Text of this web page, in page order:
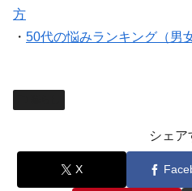
方
・ 50代の悩みランキング（男
シェア
X